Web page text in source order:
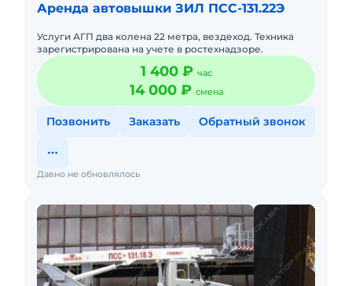
Аренда автовышки ЗИЛ ПСС-131.22Э
Услуги АГП два колена 22 метра, вездеход. Техника
зарегистрирована на учете в ростехнадзоре.
1 400 ₽ час
14 000 ₽ смена
Позвонить Заказать Обратный звонок
Давно не обновлялось